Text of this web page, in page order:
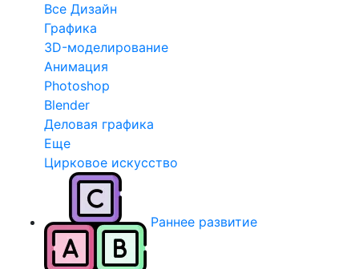
Все Дизайн
Графика
3D-моделирование
Анимация
Photoshop
Blender
Деловая графика
Еще
Цирковое искусство
Раннее развитие